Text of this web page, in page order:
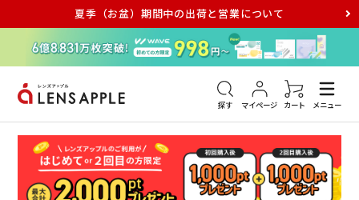
夏季（お盆）期間中の出荷と営業について
探す マイページ カート メニュー
アキュビュー メダリスト メガネ